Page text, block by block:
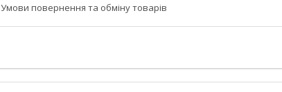
Умови повернення та обміну товарів